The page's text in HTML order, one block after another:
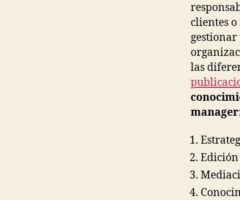
clientes
las
manager